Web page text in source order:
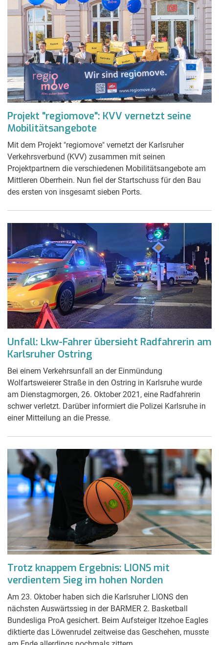
Projekt "regiomove": KVV vernetzt seine
Mobilitätsangebote
Mit dem Projekt "regiomove" vernetzt der Karlsruher
Verkehrsverbund (KVV) zusammen mit seinen
Projektpartnern die verschiedenen Mobilitätsangebote am
Mittleren Oberrhein. Nun fiel der Startschuss für den Bau
des ersten von insgesamt sieben Ports.
Unfall: Lkw-Fahrer übersieht Radfahrerin am
Karlsruher Ostring
Bei einem Verkehrsunfall an der Einmündung
Wolfartsweierer Straße in den Ostring in Karlsruhe wurde
am Dienstagmorgen, 26. Oktober 2021, eine Radfahrerin
schwer verletzt. Darüber informiert die Polizei Karlsruhe in
einer Mitteilung an die Presse.
Trotz knappem Ergebnis: LIONS mit
verdientem Sieg im hohen Norden
Am 23. Oktober haben sich die Karlsruher LIONS den
nächsten Auswärtssieg in der BARMER 2. Basketball
Bundesliga ProA gesichert. Beim Aufsteiger Itzehoe Eagles
diktierte das Löwenrudel zeitweise das Geschehen, musste